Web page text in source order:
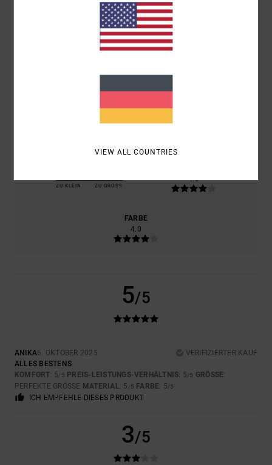
2 VERIFIZIERTEN BEWERTUNGEN
SEPTEMBER 2025
50% UNSERER KUNDEN EMPFEHLEN DIESES PRODUKT
ZU KLEIN ZU GROSS
4.0
FARBE
4.0
5/5
ANIKA6. OKTOBER 2025
VERIFIZIERTER KAUF
ALLES BESTENS
KOMFORT: 5/5 PREIS-LEISTUNGS-VERHÄLTNIS: 5/5 GRÖSSE :
PERFEKTE GRÖSSE MATERIAL: 5 /5 FARBE: 5/5
ICH EMPFEHLE DIESES PRODUKT
3/5
VIEW ALL COUNTRIES